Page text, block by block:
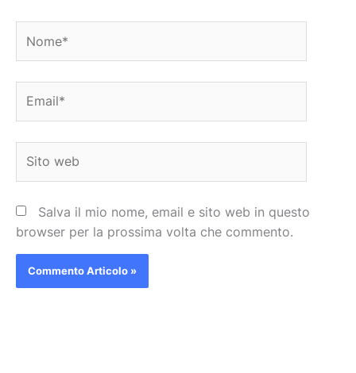
web
Salva il mio nome, email e sito web in questo
browser per la prossima volta che commento.